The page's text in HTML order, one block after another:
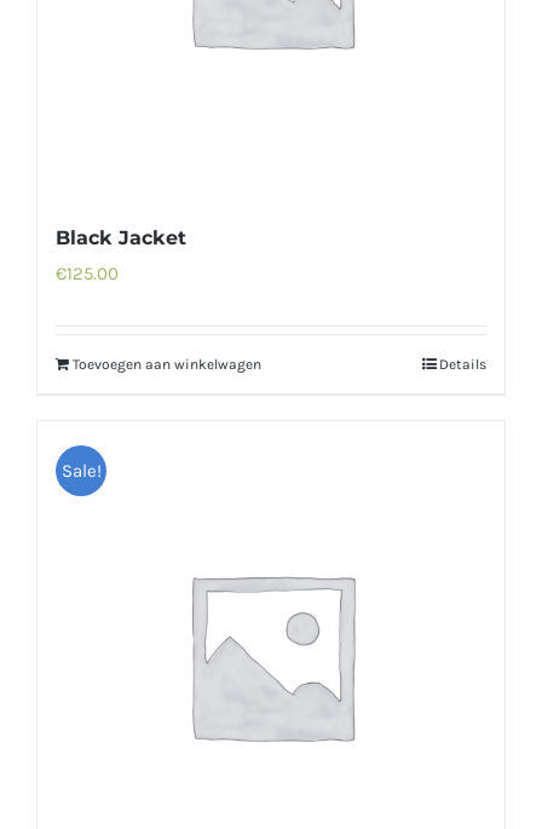
Black Jacket
€125.00
Toevoegen aan winkelwagen Details
Sale!